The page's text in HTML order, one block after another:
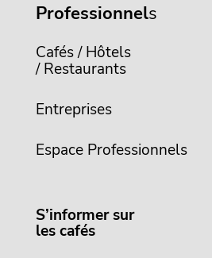
Professionnels
Cafés / Hôtels
/ Restaurants
Entreprises
Espace Professionnels
S’informer sur
les cafés